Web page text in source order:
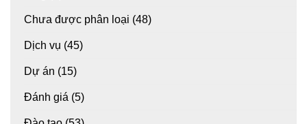
Chưa được phân loại (48)
Dịch vụ (45)
Dự án (15)
Đánh giá (5)